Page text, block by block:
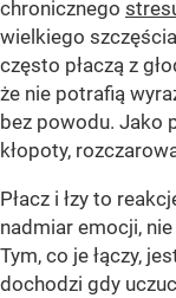
chronicznego
wielkiego
często płaczą z
że nie potrafią
bez powodu. Jako
kłopoty,
Płacz i łzy to
nadmiar emocji,
Tym, co je łączy,
dochodzi gdy